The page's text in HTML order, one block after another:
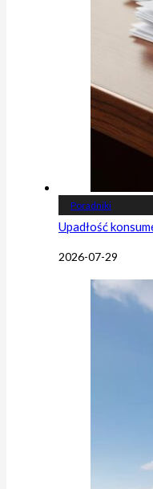
Poradniki
Upadłość
2026-07-29